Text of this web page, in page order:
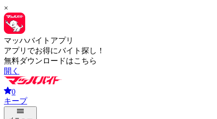
×
マッハバイトアプリ
アプリでお得にバイト探し！
無料ダウンロードはこちら
開く
0
キープ